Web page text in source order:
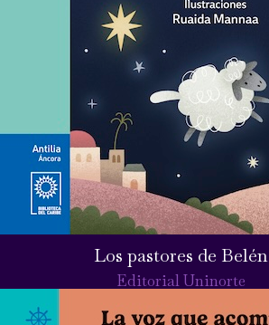
Los pastores de Belén
Editorial Uninorte